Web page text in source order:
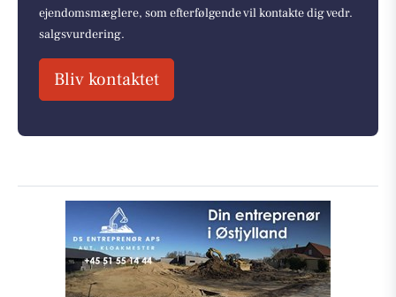
ejendomsmæglere, som efterfølgende vil kontakte dig vedr.
salgsvurdering.
Bliv kontaktet